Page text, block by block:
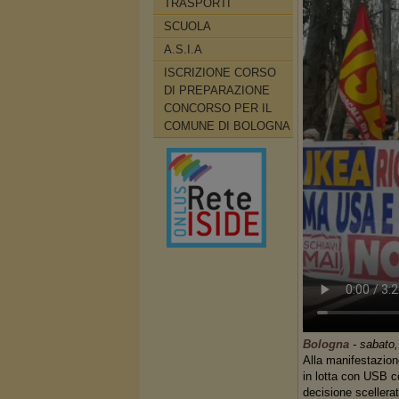
TRASPORTI
SCUOLA
A.S.I.A
ISCRIZIONE CORSO
DI PREPARAZIONE
CONCORSO PER IL
COMUNE DI BOLOGNA
Bologna-
Alla
in lotta con USB
decisione